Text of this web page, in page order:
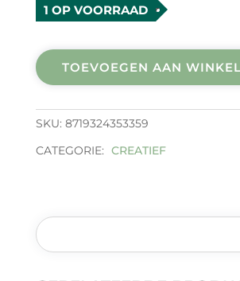
1 OP VOORRAAD
elements
Veertjes
TOEVOEGEN AAN
SKU: 8719324353359
CATEGORIE: CREATIEF